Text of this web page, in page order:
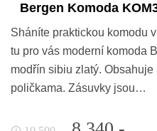
Bergen Komoda
Sháníte praktickou komodu
tu pro vás moderní komoda
modřín sibiu zlatý.
poličkama. Zásuvky jsou…